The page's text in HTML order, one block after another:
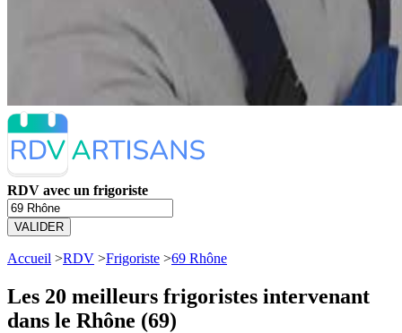
RDV avec un frigoriste
VALIDER
Accueil >RDV >Frigoriste >69 Rhône
Les 20 meilleurs frigoristes intervenant
dans le Rhône (69)